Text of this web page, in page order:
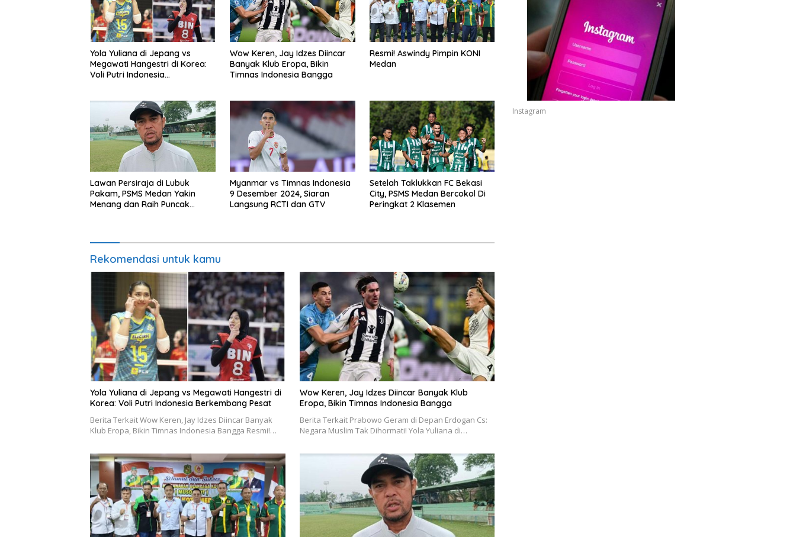
Yola Yuliana di Jepang vs
Megawati Hangestri di Korea:
Voli Putri Indonesia
Wow Keren, Jay Idzes Diincar
Banyak Klub Eropa, Bikin
Timnas Indonesia Bangga
Resmi! Aswindy Pimpin KONI
Medan
Lawan Persiraja di Lubuk
Pakam, PSMS Medan Yakin
Menang dan Raih Puncak
Myanmar vs Timnas Indonesia
9 Desember 2024, Siaran
Langsung RCTI dan GTV
Setelah Taklukkan FC Bekasi
City, PSMS Medan Bercokol Di
Peringkat 2 Klasemen
Rekomendasi untuk kamu
Yola Yuliana di Jepang vs Megawati Hangestri di
Korea: Voli Putri Indonesia Berkembang Pesat
Berita Terkait Wow Keren, Jay Idzes Diincar Banyak
Klub Eropa, Bikin Timnas Indonesia Bangga Resmi!…
Wow Keren, Jay Idzes Diincar Banyak Klub
Eropa, Bikin Timnas Indonesia Bangga
Berita Terkait Prabowo Geram di Depan Erdogan Cs:
Negara Muslim Tak Dihormati! Yola Yuliana di…
Instagram